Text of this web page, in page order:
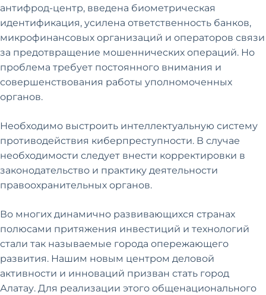
антифрод-центр, введена биометрическая
идентификация, усилена ответственность банков,
микрофинансовых организаций и операторов связи
за предотвращение мошеннических операций. Но
проблема требует постоянного внимания и
совершенствования работы уполномоченных
органов.
Необходимо выстроить интеллектуальную систему
противодействия киберпреступности. В случае
необходимости следует внести корректировки в
законодательство и практику деятельности
правоохранительных органов.
Во многих динамично развивающихся странах
полюсами притяжения инвестиций и технологий
стали так называемые города опережающего
развития. Нашим новым центром деловой
активности и инноваций призван стать город
Алатау. Для реализации этого общенационального